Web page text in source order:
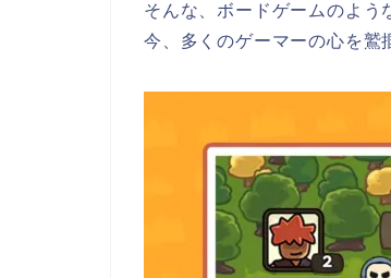
そんな、ボードゲームのよう
今、多くのゲーマーの心を鷲